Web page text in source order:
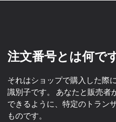
注文番号とは何で
それはショップで購入した際
識別子です。 あなたと販売者
できるように、特定のトラン
ものです。